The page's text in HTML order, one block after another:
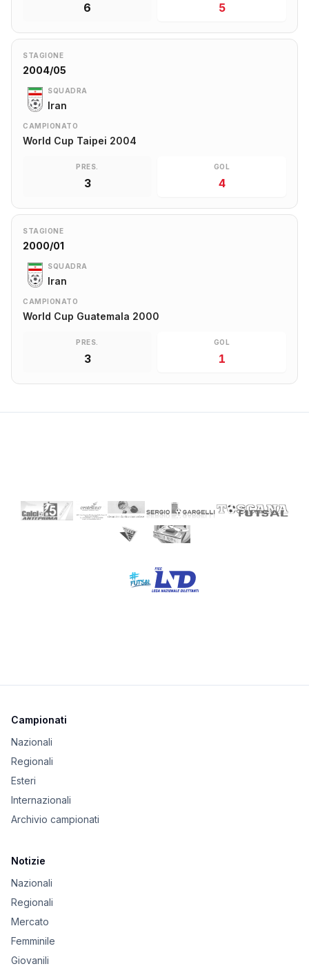
6 5
STAGIONE
2004/05
SQUADRA
Iran
CAMPIONATO
World Cup Taipei 2004
PRES.
3
GOL
4
STAGIONE
2000/01
SQUADRA
Iran
CAMPIONATO
World Cup Guatemala 2000
PRES.
3
GOL
1
Campionati
Nazionali
Regionali
Esteri
Internazionali
Archivio campionati
Notizie
Nazionali
Regionali
Mercato
Femminile
Giovanili